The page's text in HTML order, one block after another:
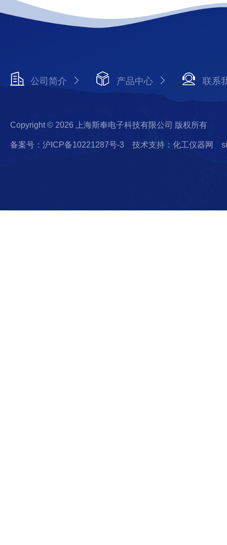
公司简介 产品中心 联系
Copyright © 2026 上海斯奉电子科技有限公司 版权所有
备案号：沪ICP备10221287号-3 技术支持：化工仪器网